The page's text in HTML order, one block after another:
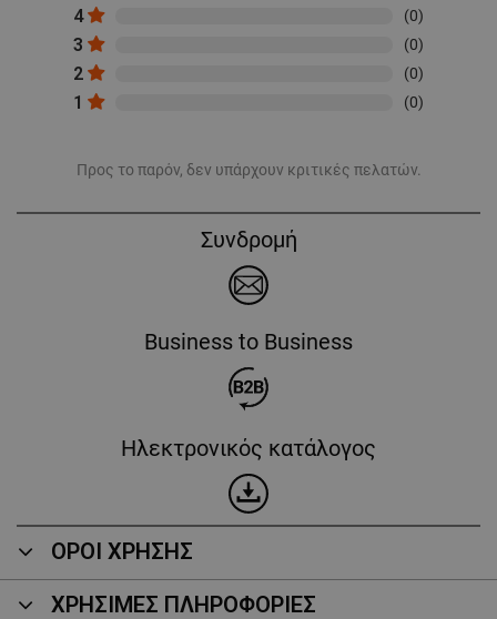
4 (0)
3 (0)
2 (0)
1 (0)
Προς το παρόν, δεν υπάρχουν κριτικές πελατών.
Συνδρομή
Business to Business
Ηλεκτρονικός κατάλογος
ΟΡΟΙ ΧΡΗΣΗΣ
ΧΡΗΣΙΜΕΣ ΠΛΗΡΟΦΟΡΙΕΣ